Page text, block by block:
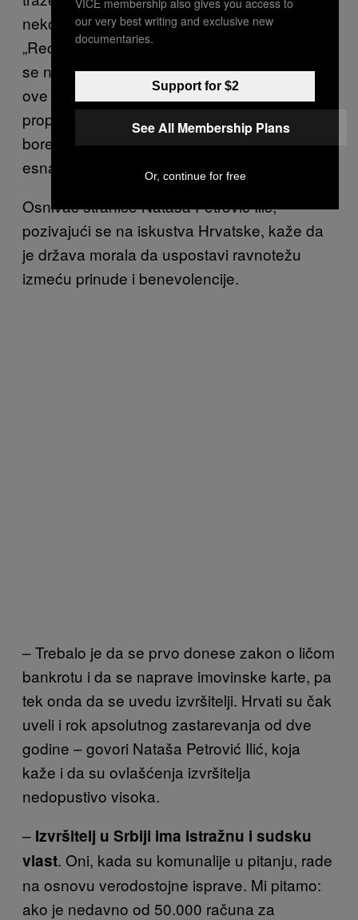
nekoliko godina „opsedaju“ fejsbuk stranicu
„Recite ne privatnim izvršiteljima“. Ovi drugi
se na stranici neće mnogo usrećiti – osnivač
ove stranice kažu da im nikako nije cilj da
propagiraju nevraćanje dugova, već da se
bore za pravedniji pravni okvir u kome će
esnaf izvršitelja delovati.
Osnivač stranice Nataša Petrović Ilić,
pozivajući se na iskustva Hrvatske, kaže da
je država morala da uspostavi ravnotežu
izmeću prinude i benevolencije.
– Trebalo je da se prvo donese zakon o ličom
bankrotu i da se naprave imovinske karte, pa
tek onda da se uvedu izvršitelji. Hrvati su čak
uveli i rok apsolutnog zastarevanja od dve
godine – govori Nataša Petrović Ilić, koja
kaže i da su ovlašćenja izvršitelja
nedopustivo visoka.
– Izvršitelj u Srbiji ima istražnu i sudsku
vlast. Oni, kada su komunalije u pitanju, rade
na osnovu verodostojne isprave. Mi pitamo:
ako je nedavno od 50.000 računa za
our very best writing and exclusive new
documentaries.
Support for $2
See All Membership Plans
Or, continue for free